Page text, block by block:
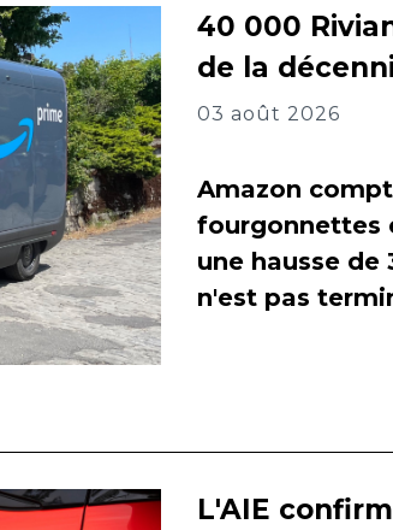
40 000
de la
03 août 2026
Amazon
fourgonnettes
une hausse de
n'est pas
L'AIE